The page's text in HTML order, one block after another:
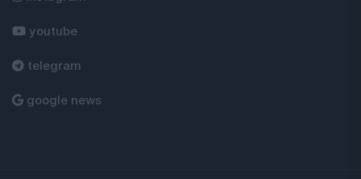
youtube
telegram
google news